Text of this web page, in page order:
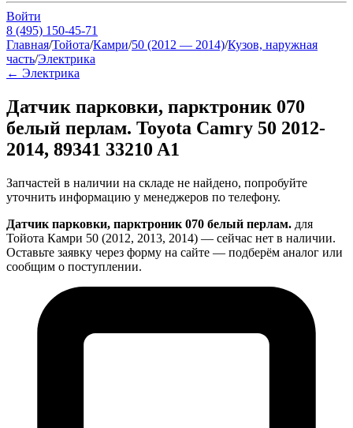
Войти
8 (495) 150-45-71
Главная/Тойота/Камри/50 (2012 — 2014)/Кузов, наружная
часть/Электрика
← Электрика
Датчик парковки, парктроник 070
белый перлам. Toyota Camry 50 2012-
2014, 89341 33210 A1
Запчастей в наличии на складе не найдено, попробуйте
уточнить информацию у менеджеров по телефону.
Датчик парковки, парктроник 070 белый перлам. для
Тойота Камри 50 (2012, 2013, 2014) — сейчас нет в наличии.
Оставьте заявку через форму на сайте — подберём аналог или
сообщим о поступлении.